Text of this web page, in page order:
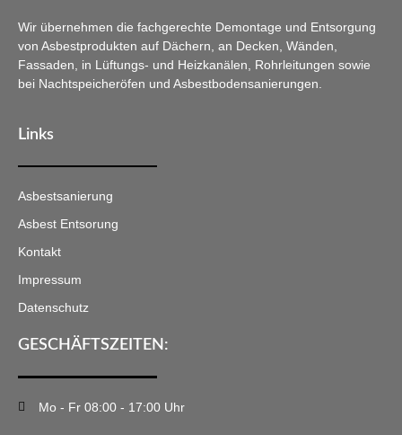
Wir übernehmen die fachgerechte Demontage und Entsorgung
von Asbestprodukten auf Dächern, an Decken, Wänden,
Fassaden, in Lüftungs- und Heizkanälen, Rohrleitungen sowie
bei Nachtspeicheröfen und Asbestbodensanierungen.
Links
Asbestsanierung
Asbest Entsorung
Kontakt
Impressum
Datenschutz
GESCHÄFTSZEITEN:
Mo - Fr 08:00 - 17:00 Uhr